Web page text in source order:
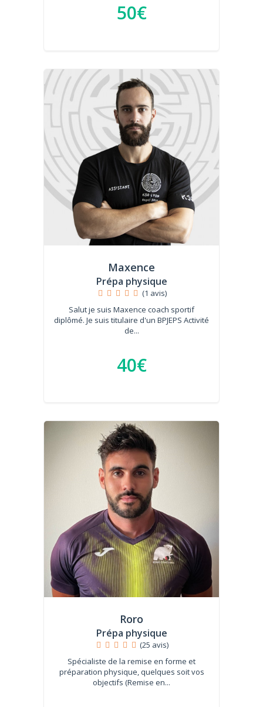
50€
Maxence
Prépa physique
(1 avis)
Salut je suis Maxence coach sportif
diplômé. Je suis titulaire d'un BPJEPS Activité
de...
40€
Roro
Prépa physique
(25 avis)
Spécialiste de la remise en forme et
préparation physique, quelques soit vos
objectifs (Remise en...